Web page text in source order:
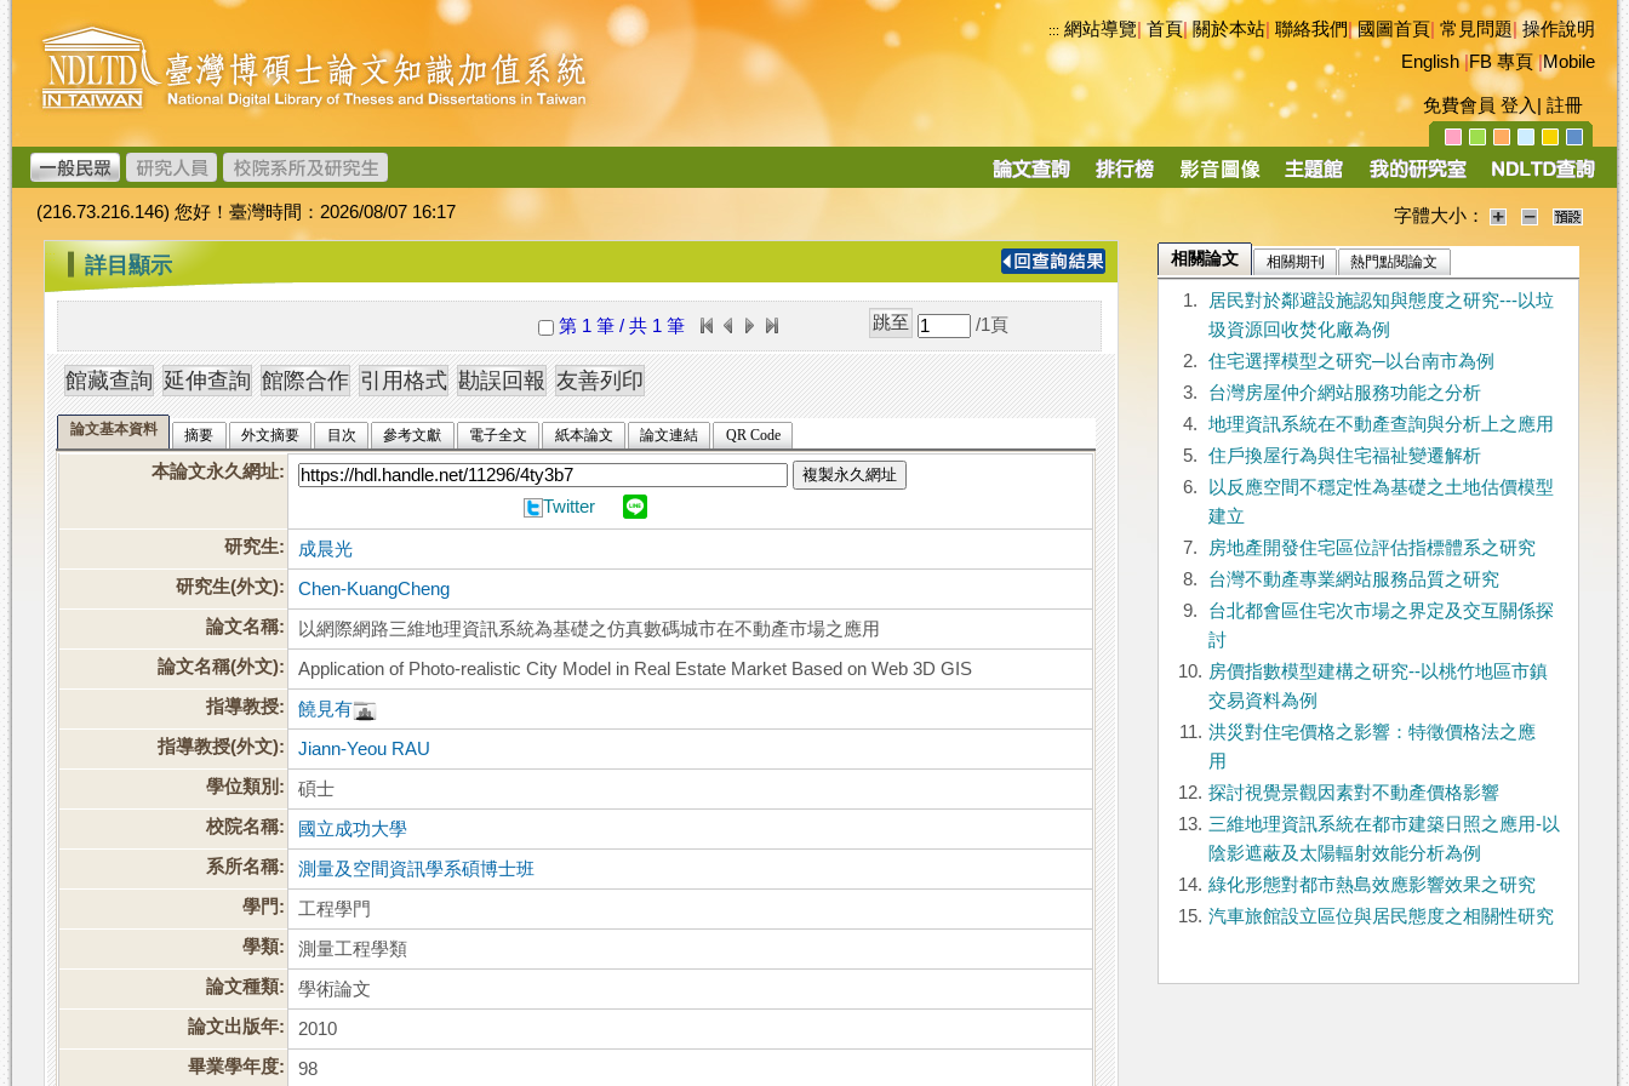
跳
到
主
要
內
容
臺
灣
博
碩
士
論
文
加
值
系
統
::: 網站導覽|首頁|關於本站 聯絡我們|國圖首頁 常見問題|操作說明
English|FB 專頁|Mobile
免費會員 登入 註冊
導
(216.73.216.146) 您好！臺灣時間：2026/08/07 16:17 字體大小：
::: 詳目顯示
第 1 筆 / 共 1 筆 /1 頁
論文基本資料 摘要 外文摘要 目次 參考文獻 電子全文 紙本論文 論文連結 QR Code
本論文永久網址: 複製永久網址
Twitter
研究生:
成晨光
研究生(外文):
Chen-KuangCheng
論文名稱:
以網際網路三維地理資訊系統為基礎之仿真數碼城市在不動產市場之應用
論文名稱(外文):
Application of Photo-realistic City Model in Real Estate Market Based on Web 3D GIS
指導教授:
饒見有
指導教授(外文):
Jiann-Yeou RAU
學位類別:
碩士
校院名稱:
國立成功大學
系所名稱:
測量及空間資訊學系碩博士班
學門:
工程學門
學類:
測量工程學類
論文種類:
學術論文
論文出版年:
2010
畢業學年度:
98
相關論文 相關期刊 熱門點閱論文
1.
居民對於鄰避設施認知與態度之研究---以垃
圾資源回收焚化廠為例
2.
住宅選擇模型之研究─以台南市為例
3.
台灣房屋仲介網站服務功能之分析
4.
地理資訊系統在不動產查詢與分析上之應用
5.
住戶換屋行為與住宅福祉變遷解析
6.
以反應空間不穩定性為基礎之土地估價模型
建立
7.
房地產開發住宅區位評估指標體系之研究
8.
台灣不動產專業網站服務品質之研究
9.
台北都會區住宅次市場之界定及交互關係探
討
10. 房價指數模型建構之研究--以桃竹地區市鎮
交易資料為例
11. 洪災對住宅價格之影響：特徵價格法之應
用
12. 探討視覺景觀因素對不動產價格影響
13. 三維地理資訊系統在都市建築日照之應用-以
陰影遮蔽及太陽輻射效能分析為例
14. 綠化形態對都市熱島效應影響效果之研究
15. 汽車旅館設立區位與居民態度之相關性研究